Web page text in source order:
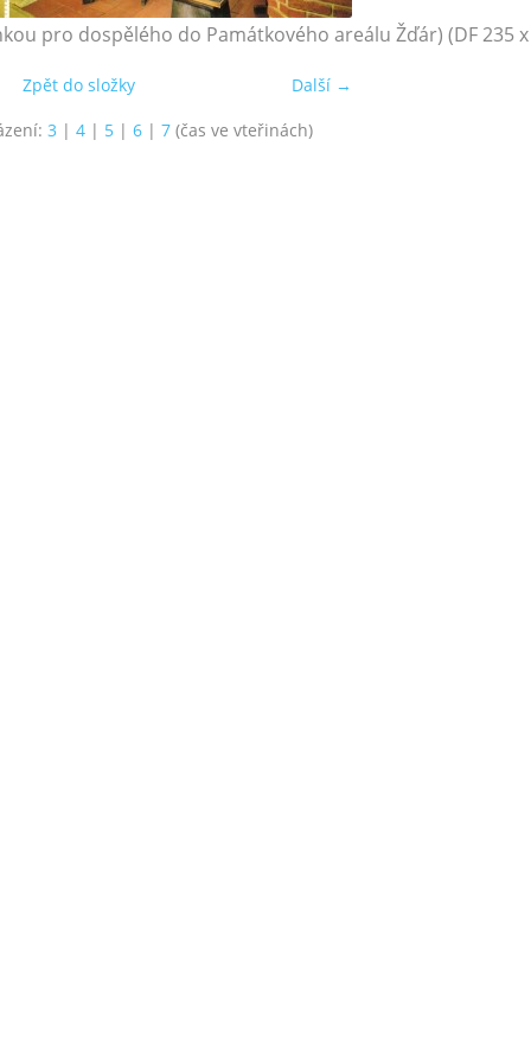
pro dospělého do Památkového areálu Žďár) (DF 235 x
Další →
Zpět do složky
3 | 4| 5| 6| 7(čas ve vteřinách)